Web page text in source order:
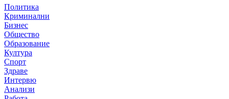
Политика
Криминални
Бизнес
Общество
Образование
Култура
Спорт
Здраве
Интервю
Анализи